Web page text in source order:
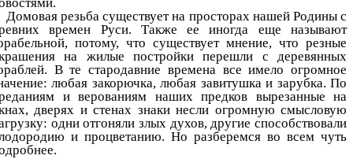
Домовая резьба существует на просторах нашей Родины с
времен Руси. Также ее иногда еще называют
потому, что существует мнение, что резные
на жилые постройки перешли с деревянных
В те стародавние времена все имело огромное
любая закорючка, любая завитушка и зарубка. По
и верованиям наших предков вырезанные на
дверях и стенах знаки несли огромную смысловую
одни отгоняли злых духов, другие способствовали
и процветанию. Но разберемся во всем чуть